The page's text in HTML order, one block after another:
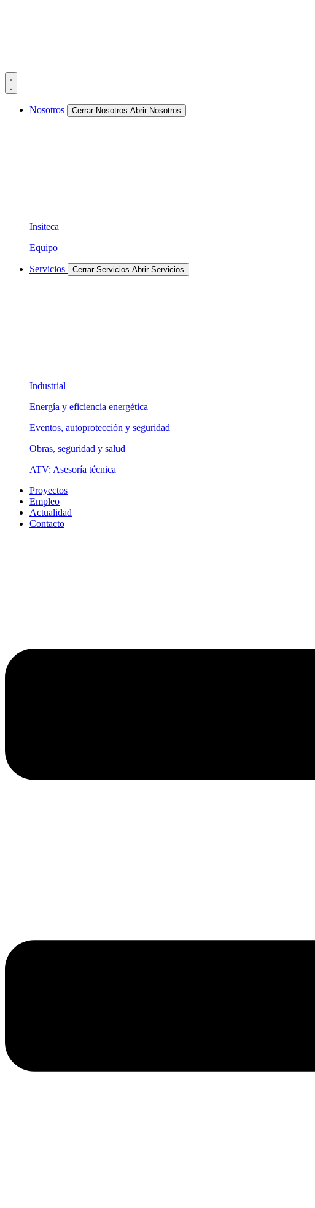
Nosotros Cerrar Nosotros Abrir Nosotros
Insiteca
Equipo
Servicios Cerrar Servicios Abrir Servicios
Industrial
Energía y eficiencia energética
Eventos, autoprotección y seguridad
Obras, seguridad y salud
ATV: Asesoría técnica
Proyectos
Empleo
Actualidad
Contacto